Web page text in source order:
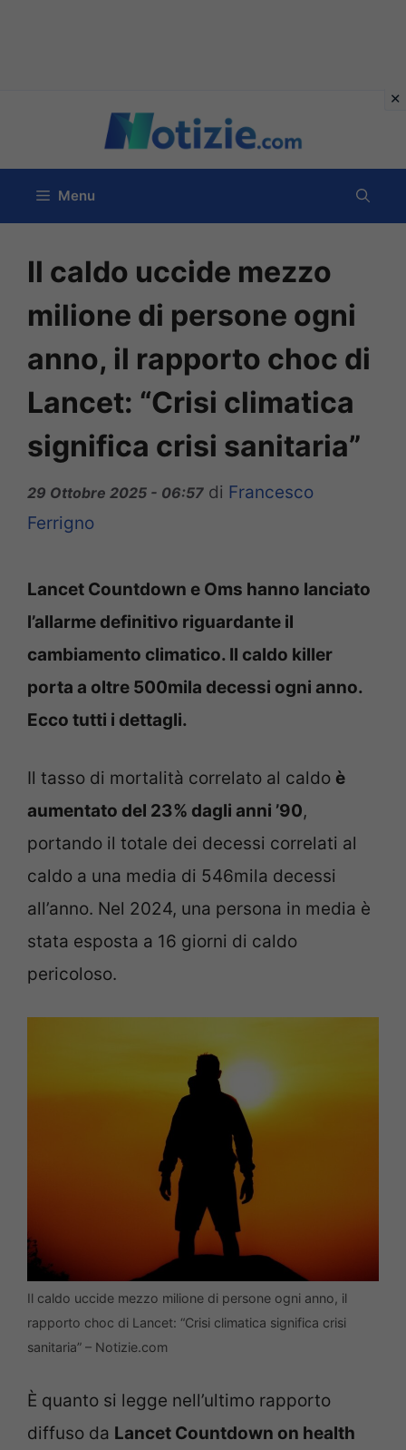
contenuto
Menu
Il caldo uccide mezzo
milione di persone ogni
anno, il rapporto choc di
Lancet: “Crisi climatica
significa crisi sanitaria”
29 Ottobre 2025 - 06:57 di Francesco
Ferrigno
Lancet Countdown e Oms hanno lanciato
l’allarme definitivo riguardante il
cambiamento climatico. Il caldo killer
porta a oltre 500mila decessi ogni anno.
Ecco tutti i dettagli.
Il tasso di mortalità correlato al caldo è
aumentato del 23% dagli anni ’90,
portando il totale dei decessi correlati al
caldo a una media di 546mila decessi
all’anno. Nel 2024, una persona in media è
stata esposta a 16 giorni di caldo
pericoloso.
Il caldo uccide mezzo milione di persone ogni anno, il
rapporto choc di Lancet: “Crisi climatica significa crisi
sanitaria” – Notizie.com
È quanto si legge nell’ultimo rapporto
diffuso da Lancet Countdown on health